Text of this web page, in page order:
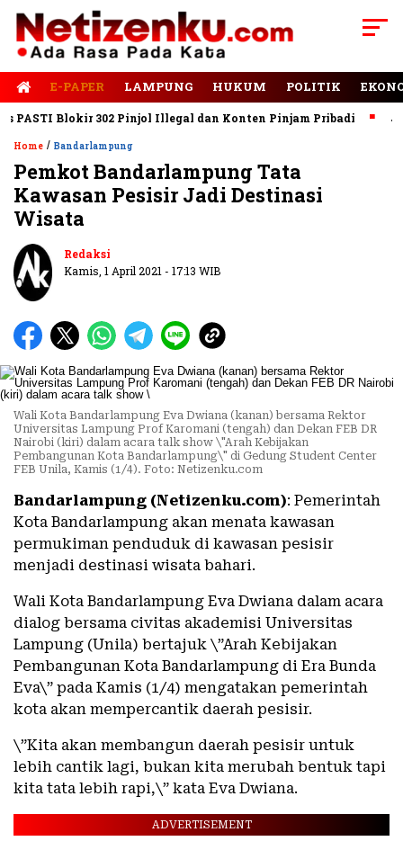
E-PAPER LAMPUNG HUKUM POLITIK
Blokir 302 Pinjol Illegal dan Konten Pinjam Pribadi Jalan
Home / Bandarlampung
Pemkot Bandarlampung Tata
Kawasan Pesisir Jadi Destinasi
Wisata
Redaksi
Kamis, 1 April 2021 - 17:13 WIB
Wali Kota Bandarlampung Eva Dwiana (kanan) bersama Rektor
Universitas Lampung Prof Karomani (tengah) dan Dekan FEB DR
Nairobi (kiri) dalam acara talk show \"Arah Kebijakan
Pembangunan Kota Bandarlampung\" di Gedung Student Center
FEB Unila, Kamis (1/4). Foto: Netizenku.com
Bandarlampung (Netizenku.com): Pemerintah
Kota Bandarlampung akan menata kawasan
permukiman penduduk di kawasan pesisir
menjadi destinasi wisata bahari.
Wali Kota Bandarlampung Eva Dwiana dalam acara
dialog bersama civitas akademisi Universitas
Lampung (Unila) bertajuk \”Arah Kebijakan
Pembangunan Kota Bandarlampung di Era Bunda
Eva\” pada Kamis (1/4) mengatakan pemerintah
kota akan mempercantik daerah pesisir.
\”Kita akan membangun daerah pesisir untuk
lebih cantik lagi, bukan kita merubah bentuk tapi
kita tata lebih rapi,\” kata Eva Dwiana.
ADVERTISEMENT